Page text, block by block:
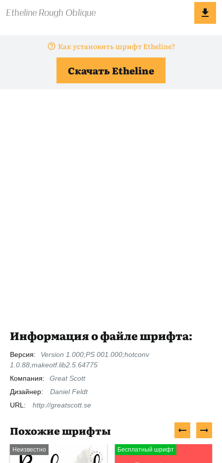
Как установить шрифт Etheline?
Скачать Etheline
Информация о файле шрифта:
Версия:
Version 1.000;PS 001.000;hotconv
1.0.88;makeotf.lib2.5.64775
Компания:
Great Scott
Дизайнер:
Daniel Feldt
URL:
http://greatscott.se
Похожие шрифты
Неизвестно Бесплатный шрифт